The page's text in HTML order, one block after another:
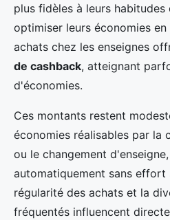
plus fidèles à leurs habitudes
optimiser leurs économies
achats chez les enseignes
de cashback, atteignant
d'économies.
Ces montants restent
économies réalisables par la
ou le changement
automatiquement sans effort
régularité des achats et la
fréquentés influencent